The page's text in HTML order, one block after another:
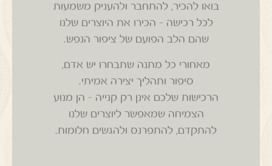
בואו להכיר, להתחבר ולהעניק משמעות
לכל רכישה – הכירו את היוצרים שלנו
שהם הלב הפועם של ציפור הנפש.
מאחורי כל מתנה שתבחרו יש אדם,
סיפור ותהליך יצירה אמיתי.
הרכישות שלכם אינן רק קנייה – הן מנוע
הצמיחה שמאפשר ליוצרים שלנו
להתקדם, להתפרנס ולהגשים חלומות.